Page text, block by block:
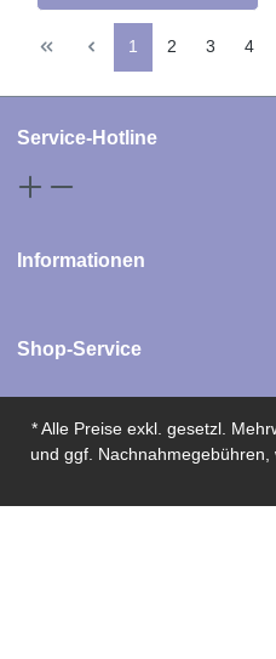
1 2 3 4
Service-Hotline
Informationen
Shop-Service
* Alle Preise exkl. gesetzl.
und ggf. Nachnahmegebühren,